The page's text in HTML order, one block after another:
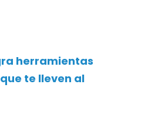
herramientas
te lleven al